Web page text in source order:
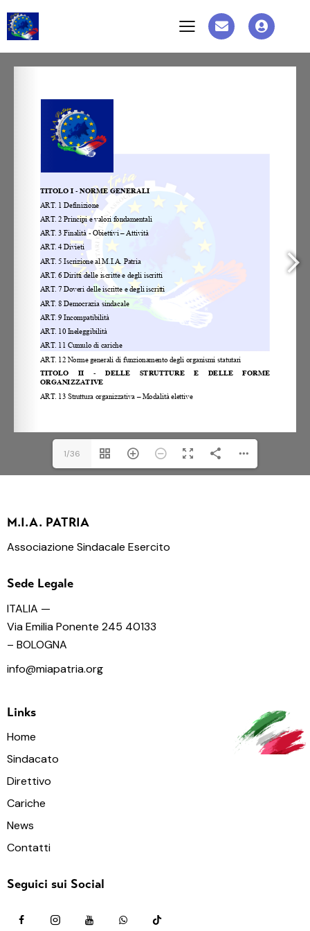
1/36
M.I.A. PATRIA
Associazione Sindacale Esercito
Sede Legale
ITALIA —
Via Emilia Ponente 245 40133
– BOLOGNA
info@miapatria.org
Links
Home
Sindacato
Direttivo
Cariche
News
Contatti
Seguici sui Social